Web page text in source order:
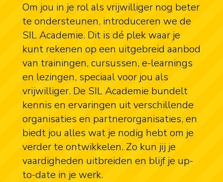
Om jou in je rol als vrijwilliger nog beter
te ondersteunen, introduceren we de
SIL Academie. Dit is dé plek waar je
kunt rekenen op een uitgebreid aanbod
van trainingen, cursussen, e-learnings
en lezingen, speciaal voor jou als
vrijwilliger. De SIL Academie bundelt
kennis en ervaringen uit verschillende
organisaties en partnerorganisaties, en
biedt jou alles wat je nodig hebt om je
verder te ontwikkelen. Zo kun jij je
vaardigheden uitbreiden en blijf je up-
to-date in je werk.